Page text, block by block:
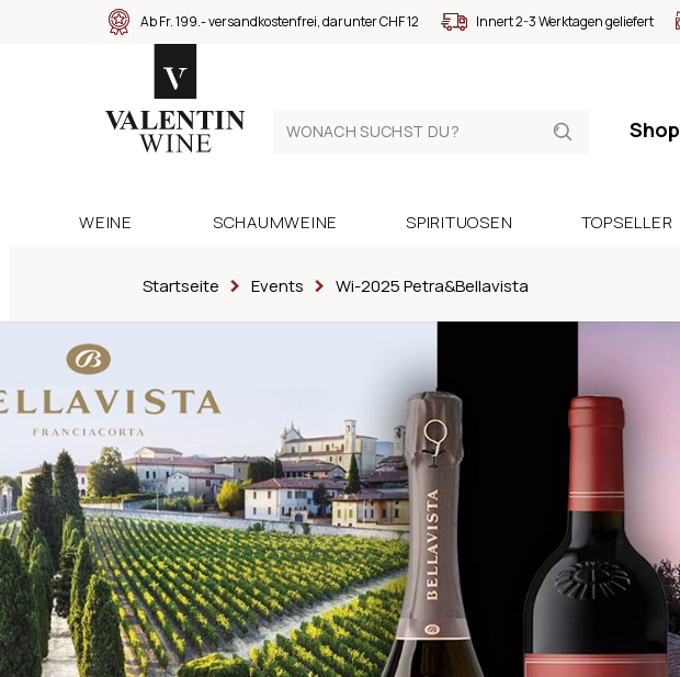
Ab Fr. 199.- versandkostenfrei, darunter CHF 12 Innert 2-3 Werktagen geliefert
Shop
WEINE SCHAUMWEINE SPIRITUOSEN TOPSELLER
Startseite Events Wi-2025 Petra&Bellavista